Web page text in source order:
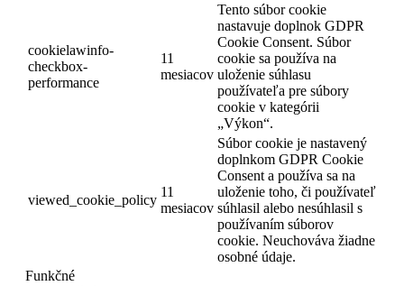
cookielawinfo-
checkbox-
performance
11
mesiacov
Tento súbor cookie
nastavuje doplnok GDPR
Cookie Consent. Súbor
cookie sa používa na
uloženie súhlasu
používateľa pre súbory
cookie v kategórii
„Výkon“.
viewed_cookie_policy
11
mesiacov
Súbor cookie je nastavený
doplnkom GDPR Cookie
Consent a používa sa na
uloženie toho, či používateľ
súhlasil alebo nesúhlasil s
používaním súborov
cookie. Neuchováva žiadne
osobné údaje.
Funkčné